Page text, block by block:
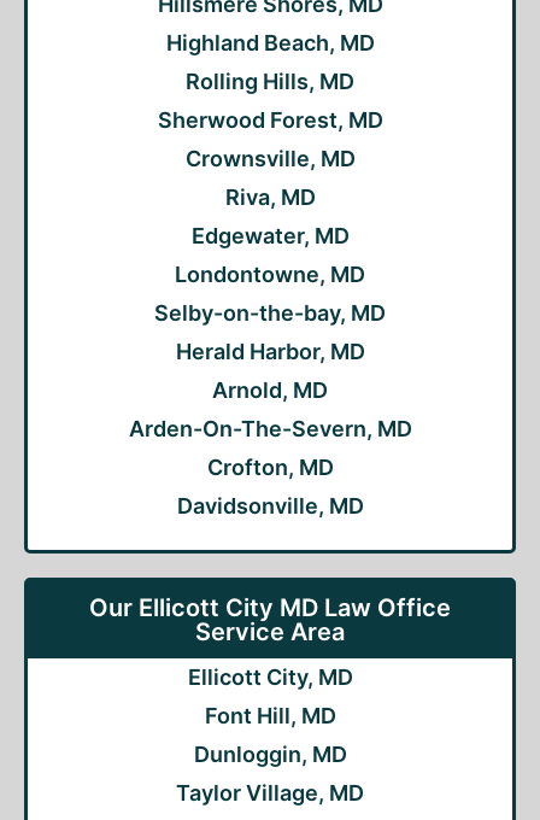
Highland Beach, MD
Rolling Hills, MD
Sherwood Forest, MD
Crownsville, MD
Riva, MD
Edgewater, MD
Londontowne, MD
Selby-on-the-bay, MD
Herald Harbor, MD
Arnold, MD
Arden-On-The-Severn, MD
Crofton, MD
Davidsonville, MD
Our Ellicott City MD Law Office
Service Area
Ellicott City, MD
Font Hill, MD
Dunloggin, MD
Taylor Village, MD